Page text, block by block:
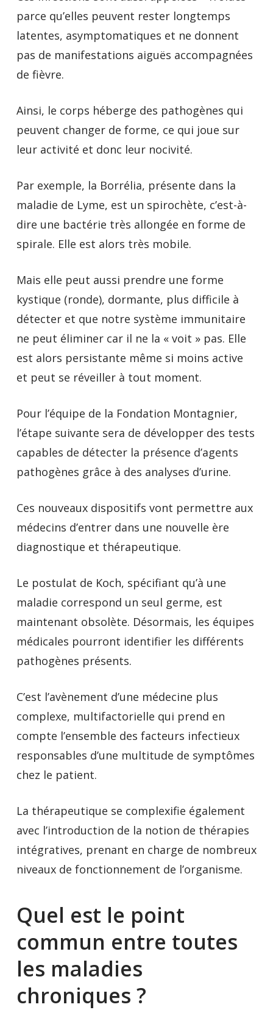
parce qu’elles peuvent rester longtemps
latentes, asymptomatiques et ne donnent
pas de manifestations aiguës accompagnées
de fièvre.
Ainsi, le corps héberge des pathogènes qui
peuvent changer de forme, ce qui joue sur
leur activité et donc leur nocivité.
Par exemple, la Borrélia, présente dans la
maladie de Lyme, est un spirochète, c’est-à-
dire une bactérie très allongée en forme de
spirale. Elle est alors très mobile.
Mais elle peut aussi prendre une forme
kystique (ronde), dormante, plus difficile à
détecter et que notre système immunitaire
ne peut éliminer car il ne la « voit » pas. Elle
est alors persistante même si moins active
et peut se réveiller à tout moment.
Pour l’équipe de la Fondation Montagnier,
l’étape suivante sera de développer des tests
capables de détecter la présence d’agents
pathogènes grâce à des analyses d’urine.
Ces nouveaux dispositifs vont permettre aux
médecins d’entrer dans une nouvelle ère
diagnostique et thérapeutique.
Le postulat de Koch, spécifiant qu’à une
maladie correspond un seul germe, est
maintenant obsolète. Désormais, les équipes
médicales pourront identifier les différents
pathogènes présents.
C’est l’avènement d’une médecine plus
complexe, multifactorielle qui prend en
compte l’ensemble des facteurs infectieux
responsables d’une multitude de symptômes
chez le patient.
La thérapeutique se complexifie également
avec l’introduction de la notion de thérapies
intégratives, prenant en charge de nombreux
niveaux de fonctionnement de l’organisme.
Quel est le point
commun entre toutes
les maladies
chroniques ?